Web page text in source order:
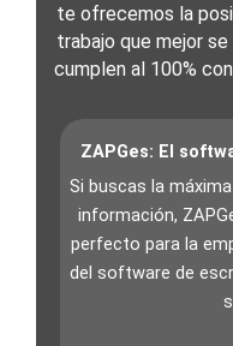
te ofrecemos la
trabajo que mejor
cumplen al 100%
ZAPGes: El
Si buscas la
información,
perfecto para la
del software de